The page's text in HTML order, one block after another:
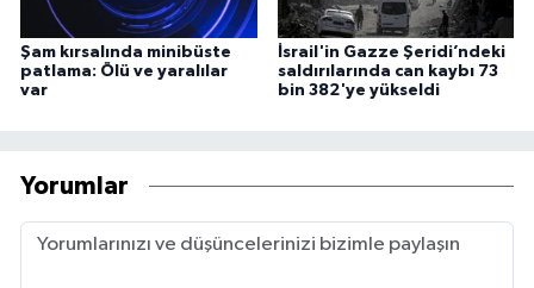
Şam kırsalında minibüste
patlama: Ölü ve yaralılar
var
İsrail'in Gazze Şeridi’ndeki
saldırılarında can kaybı 73
bin 382'ye yükseldi
Yorumlar